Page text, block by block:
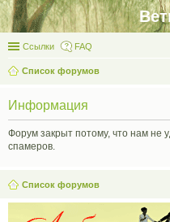
Ссылки FAQ
Список форумов
Информация
Форум закрыт потому, что нам не
спамеров.
Список форумов